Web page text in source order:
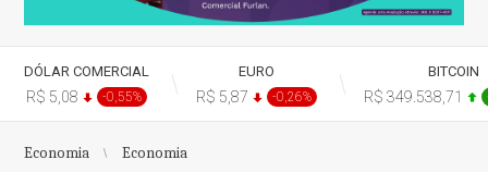
DÓLAR COMERCIAL
R$ 5,08 -0,55%
EURO
R$ 5,87 -0,26%
BITCOIN
R$ 349.538,71
Economia Economia